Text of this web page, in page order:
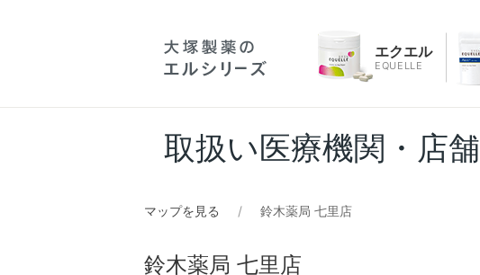
エクエル
EQUELLE
取扱い医療機関・店舗
マップを見る 鈴木薬局 七里店
鈴木薬局 七里店